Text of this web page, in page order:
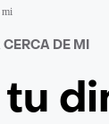
mi
DE MI